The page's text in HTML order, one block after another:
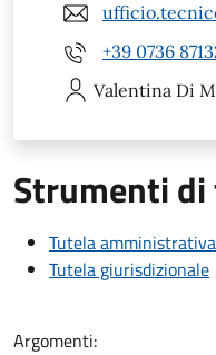
+39 0736
Valentina Di
Strumenti
Tutela amministrativa
Tutela giurisdizionale
Argomenti: